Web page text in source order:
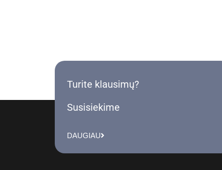
Turite klausimų?
Susisiekime
DAUGIAU